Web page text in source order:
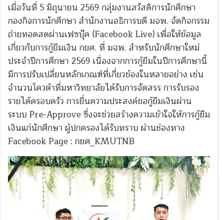
เมื่อวันที่ 5 มิถุนายน 2569 กลุ่มงานสวัสดิการนักศึกษา
กองกิจการนักศึกษา สำนักงานอธิการบดี มจพ. จัดกิจกรรม
ถ่ายทอดสดผ่านเฟซบุ๊ค (Facebook Live) เพื่อให้ข้อมูล
เกี่ยวกับการกู้ยืมเงิน กยศ. ที่ มจพ. สำหรับนักศึกษาใหม่
ประจำปีการศึกษา 2569 เนื่องจากการกู้ยืมในปีการศึกษานี้
มีการปรับเปลี่ยนหลักเกณฑ์ที่เกี่ยวข้องในหลายอย่าง เช่น
จำนวนโควต้าที่มหาวิทยาลัยได้รับการจัดสรร การรับรอง
รายได้ครอบครัว การยื่นความประสงค์ขอกู้ยืมเงินผ่าน
ระบบ Pre-Approve ซึ่งจะช่วยสร้างความเข้าใจให้การกู้ยืม
เงินแก่นักศึกษา ผู้ปกครองได้รับทราบ ผ่านช่องทาง
Facebook Page : กยศ_KMUTNB